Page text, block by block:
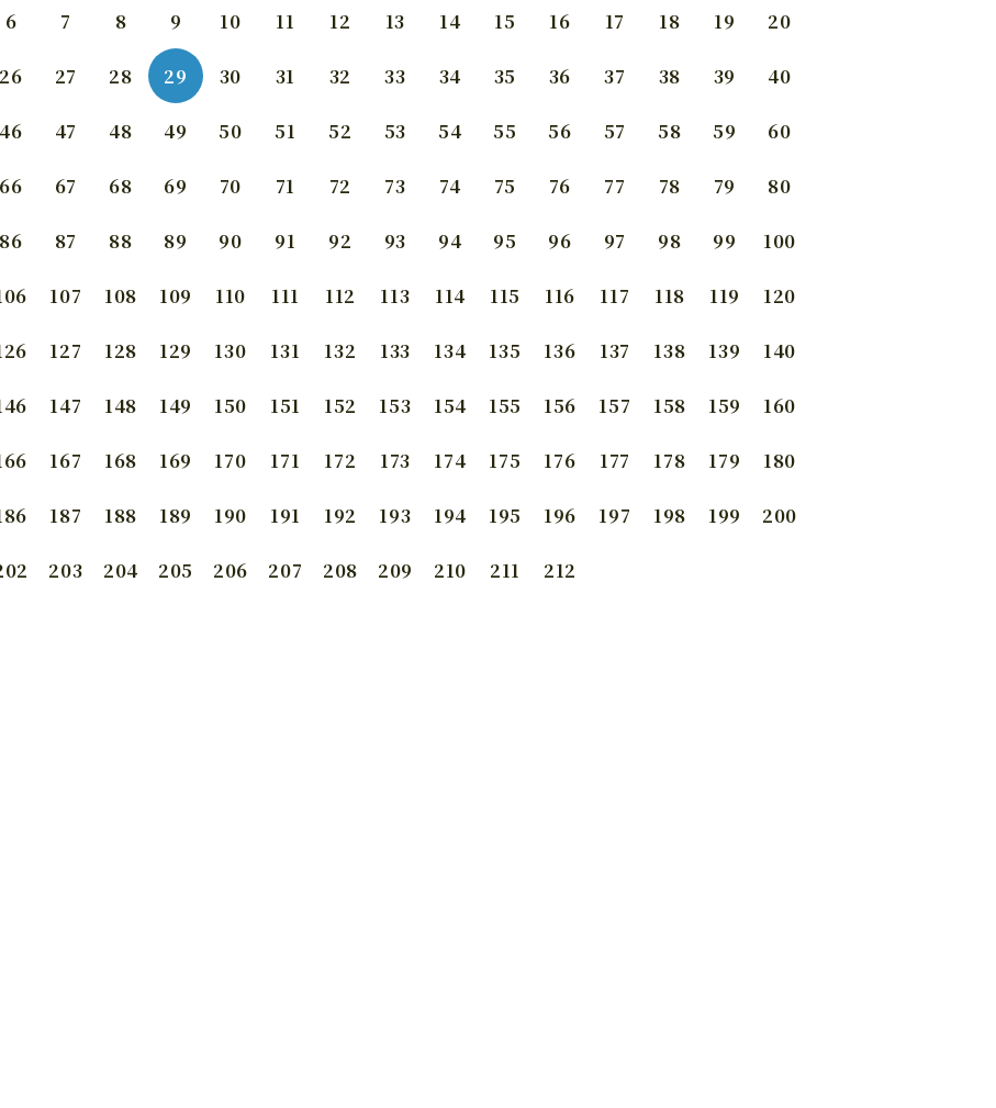
6 7 8 9 10 11 12 13 14 15 16 17 18 19 20
26 27 28 29 30 31 32 33 34 35 36 37 38 39 40
46 47 48 49 50 51 52 53 54 55 56 57 58 59 60
66 67 68 69 70 71 72 73 74 75 76 77 78 79 80
86 87 88 89 90 91 92 93 94 95 96 97 98 99 100
107 108 109 110 111 112 113 114 115 116 117 118 119 120
127 128 129 130 131 132 133 134 135 136 137 138 139 140
147 148 149 150 151 152 153 154 155 156 157 158 159 160
167 168 169 170 171 172 173 174 175 176 177 178 179 180
187 188 189 190 191 192 193 194 195 196 197 198 199 200
203 204 205 206 207 208 209 210 211 212